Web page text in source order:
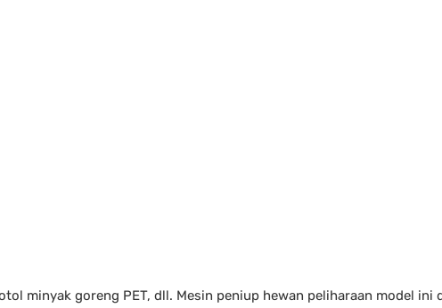
minyak goreng PET, dll. Mesin peniup hewan peliharaan model ini